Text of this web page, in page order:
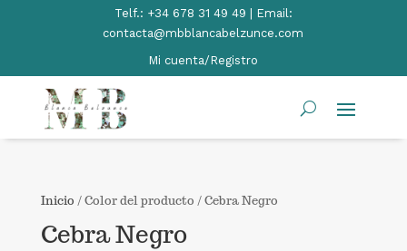
Telf.: +34 678 31 49 49 | Email:
contacta@mbblancabelzunce.com
Mi cuenta/Registro
Inicio / Color del producto / Cebra Negro
Cebra Negro